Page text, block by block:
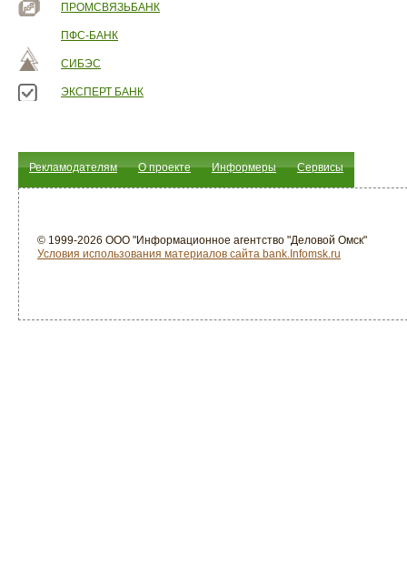
ПРОМСВЯЗЬБАНК
ПФС-БАНК
СИБЭС
ЭКСПЕРТ БАНК
Рекламодателям О проекте Информеры Сервисы
© 1999-2026 ООО "Информационное агентство "Деловой Омск"
Условия использования материалов сайта bank.Infomsk.ru